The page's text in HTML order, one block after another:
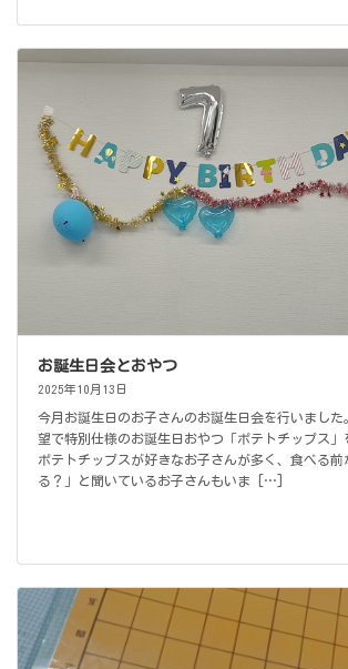
お誕生日会とおやつ
2025年10月13日
今月お誕生日のお子さんのお誕生日会を行いました
望で特別仕様のお誕生日おやつ「ポテトチップス」
ポテトチップスが好きなお子さんが多く、食べる前
る？」と聞いているお子さんもいま […]